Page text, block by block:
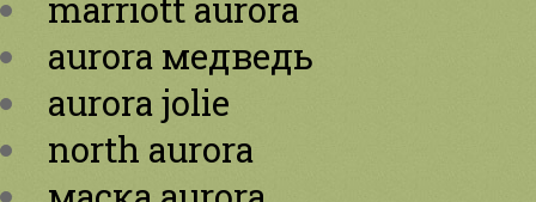
aurora медведь
aurora jolie
north aurora